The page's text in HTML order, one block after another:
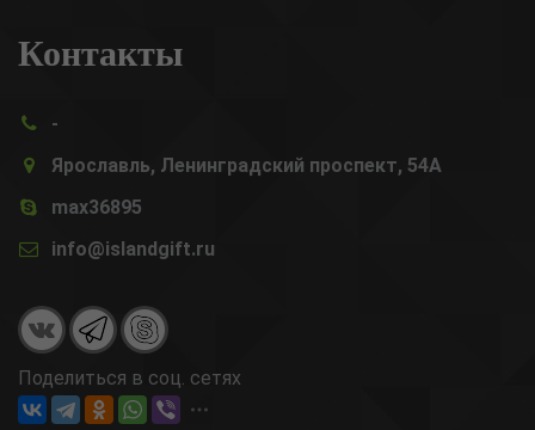
Контакты
-
Ярославль, Ленинградский проспект, 54А
max36895
info@islandgift.ru
Поделиться в соц. сетях